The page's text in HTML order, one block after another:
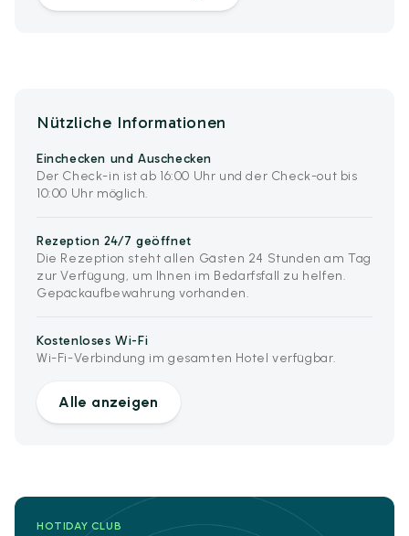
Nützliche Informationen
Einchecken und Auschecken
Der Check-in ist ab 16:00 Uhr und der Check-out bis
10:00 Uhr möglich.
Rezeption 24/7 geöffnet
Die Rezeption steht allen Gästen 24 Stunden am Tag
zur Verfügung, um Ihnen im Bedarfsfall zu helfen.
Gepäckaufbewahrung vorhanden.
Kostenloses Wi-Fi
Wi-Fi-Verbindung im gesamten Hotel verfügbar.
Alle anzeigen
HOTIDAY CLUB